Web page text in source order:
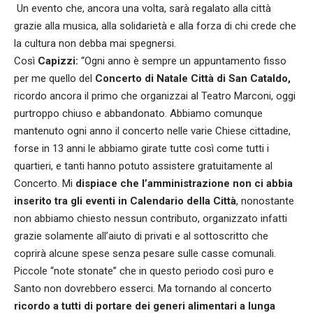
Un evento che, ancora una volta, sarà regalato alla città
grazie alla musica, alla solidarietà e alla forza di chi crede che
la cultura non debba mai spegnersi.
Così Capizzi: “Ogni anno è sempre un appuntamento fisso
per me quello del Concerto di Natale Città di San Cataldo,
ricordo ancora il primo che organizzai al Teatro Marconi, oggi
purtroppo chiuso e abbandonato. Abbiamo comunque
mantenuto ogni anno il concerto nelle varie Chiese cittadine,
forse in 13 anni le abbiamo girate tutte così come tutti i
quartieri, e tanti hanno potuto assistere gratuitamente al
Concerto. Mi dispiace che l’amministrazione non ci abbia
inserito tra gli eventi in Calendario della Città, nonostante
non abbiamo chiesto nessun contributo, organizzato infatti
grazie solamente all’aiuto di privati e al sottoscritto che
coprirà alcune spese senza pesare sulle casse comunali.
Piccole “note stonate” che in questo periodo così puro e
Santo non dovrebbero esserci. Ma tornando al concerto
ricordo a tutti di portare dei generi alimentari a lunga